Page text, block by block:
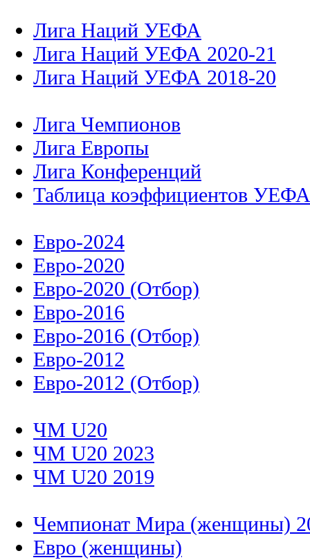
Лига Наций УЕФА
Лига Наций УЕФА 2020-21
Лига Наций УЕФА 2018-20
Лига Чемпионов
Лига Европы
Лига Конференций
Таблица коэффициентов УЕФА
Евро-2024
Евро-2020
Евро-2020 (Отбор)
Евро-2016
Евро-2016 (Отбор)
Евро-2012
Евро-2012 (Отбор)
ЧМ U20
ЧМ U20 2023
ЧМ U20 2019
Чемпионат Мира (женщины)
Евро (женщины)